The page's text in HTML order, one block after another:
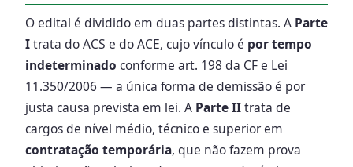
O edital é dividido em duas partes distintas. A Parte
Itrata do ACS e do ACE, cujo vínculo é por tempo
indeterminado conforme art. 198 da CF e Lei
11.350/2006 — a única forma de demissão é por
justa causa prevista em lei. A Parte IItrata de
cargos de nível médio, técnico e superior em
contratação temporária, que não fazem prova